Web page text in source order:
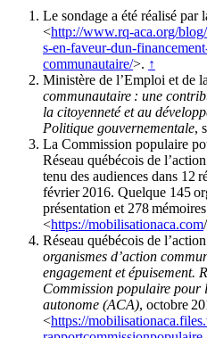
Le sondage a été réalisé par
<http://www.rq-aca.org/
s-en-faveur-dun-
communautaire/>. ↑
Ministère de l’Emploi et de
communautaire : une
la citoyenneté et au
Politique gouvernementale,
La Commission populaire
Réseau québécois de
tenu des audiences dans 12
février 2016. Quelque 145
présentation et 278
<https://mobilisationaca.com
Réseau québécois de
organismes d’action
engagement et épuisement.
Commission populaire pour
autonome (ACA), octobre
<https://